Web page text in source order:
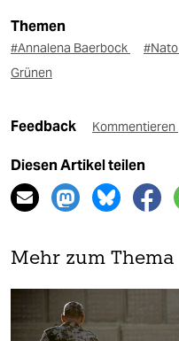
Themen
#Annalena Baerbock #Nato
Grünen
Feedback Kommentieren
Diesen Artikel teilen
Mehr zum Thema